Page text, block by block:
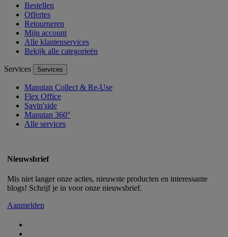
Bestellen
Offertes
Retourneren
Mijn account
Alle klantenservices
Bekijk alle categorieën
Services Services
Manutan Collect & Re-Use
Flex Office
Savin'side
Manutan 360°
Alle services
Nieuwsbrief
Mis niet langer onze acties, nieuwste producten en interessante
blogs! Schrijf je in voor onze nieuwsbrief.
Aanmelden